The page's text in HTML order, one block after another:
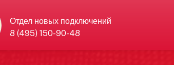
Отдел новых подключений
8 (495) 150-90-48